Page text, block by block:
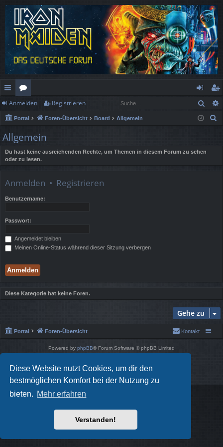
Diese Website nutzt Cookies, um dir den
bestmöglichen Komfort bei der Nutzung zu
bieten. Mehr erfahren
Verstanden!
ch
ne
llz
ug
f
or
en
n
m
de
eg
ist
Anmelden Registrieren
Portal Foren-Übersicht Board Allgemein
Allgemein
Du hast keine ausreichenden Rechte, um Themen in diesem Forum zu sehen
oder zu lesen.
Anmelden • Registrieren
Benutzername:
Passwort:
Angemeldet bleiben
Meinen Online-Status während dieser Sitzung verbergen
Diese Kategorie hat keine Foren.
Gehe zu
Portal Foren-Übersicht Kontakt
Powered by phpBB® Forum Software © phpBB Limited
Deutsche Übersetzung durchphpBB.de